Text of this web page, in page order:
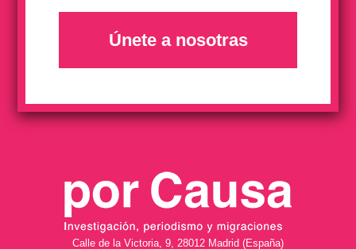
Únete a nosotras
Calle de la Victoria, 9, 28012 Madrid (España)